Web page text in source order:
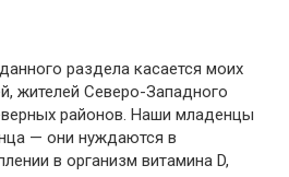
раздела касается моих
жителей Северо-Западного
районов. Наши младенцы
— они нуждаются в
в организм витамина D,